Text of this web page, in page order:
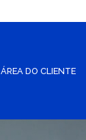
ÁREA DO CLIENTE